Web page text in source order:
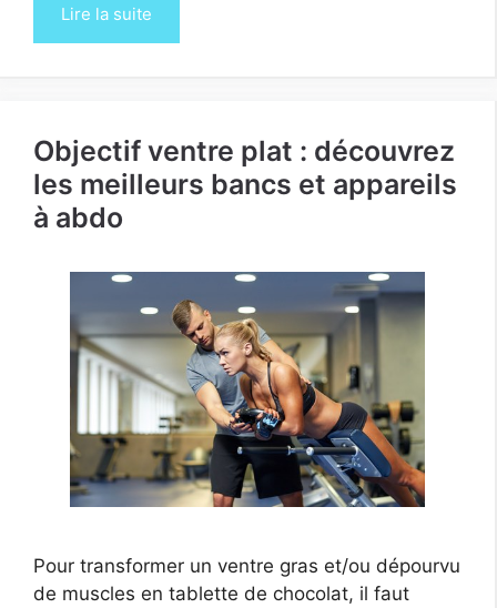
Lire la suite
Objectif ventre plat : découvrez
les meilleurs bancs et appareils
à abdo
Pour transformer un ventre gras et/ou dépourvu
de muscles en tablette de chocolat, il faut